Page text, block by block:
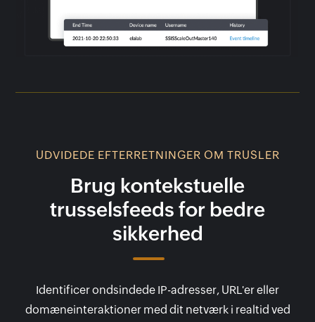
UDVIDEDE EFTERRETNINGER OM TRUSLER
Brug kontekstuelle
trusselsfeeds for bedre
sikkerhed
Identificer ondsindede IP-adresser, URL'er eller
domæneinteraktioner med dit netværk i realtid ved